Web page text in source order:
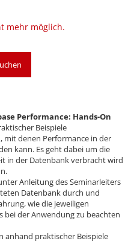
mehr möglich.
Performance: Hands-On
Beispiele
mit denen Performance in der
kann. Es geht dabei um die
in der Datenbank verbracht wird
Anleitung des Seminarleiters
Datenbank durch und
wie die jeweiligen
bei der Anwendung zu beachten
anhand praktischer Beispiele